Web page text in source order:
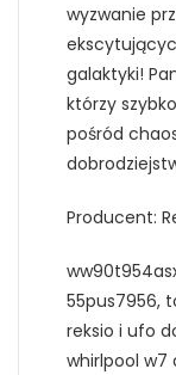
wyzwanie
galaktyki!
którzy
pośród
Producent:
55pus7956,
reksio i ufo
whirlpool w7